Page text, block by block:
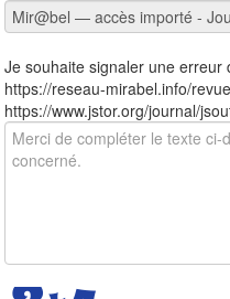
Je souhaite signaler une
https://reseau-mirabel.info/
https://www.jstor.org/journal/